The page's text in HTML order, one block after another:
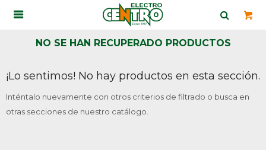

NO SE HAN RECUPERADO PRODUCTOS
¡Lo sentimos! No hay productos en esta sección.
Inténtalo nuevamente con otros criterios de filtrado o busca en
otras secciones de nuestro catálogo.